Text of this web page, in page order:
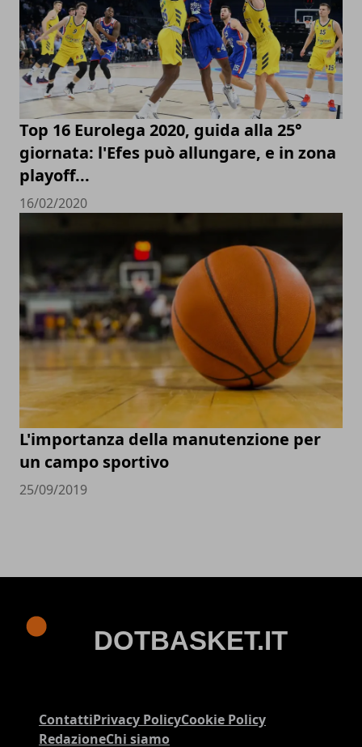
Top 16 Eurolega 2020, guida alla 25°
giornata: l'Efes può allungare, e in zona
playoff...
16/02/2020
L'importanza della manutenzione per
un campo sportivo
25/09/2019
ContattiPrivacy PolicyCookie Policy
RedazioneChi siamo